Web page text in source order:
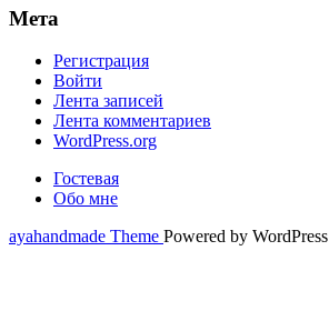
Мета
Регистрация
Войти
Лента записей
Лента комментариев
WordPress.org
Гостевая
Обо мне
ayahandmade Theme Powered by WordPress